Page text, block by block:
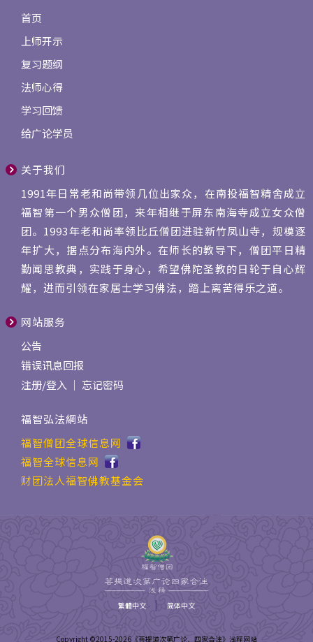
首页
上师开示
复习题纲
法师心得
学习回馈
给广论学员
关于我们
1991年日常老和尚带领几位出家众，在南投福智精舍成立
福智第一个男众僧团，来年相继于屏东南海寺成立女众僧
团。1993年老和尚率领比丘僧团进驻新竹凤山寺，规模逐
年扩大，据点分布海内外。在师长的教导下，僧团平日精
勤闻思教典，实践于身心，希望佛陀圣教的日轮于自心辉
耀，进而引领在家居士学习佛法，踏上离苦得乐之道。
网站服务
公告
错误讯息回报
注册/登入 ｜ 忘记密码
福智弘法網站
福智僧团全球信息网
福智全球信息网
财团法人福智佛教基金会
繁體中文 | 简体中文
Copyright ©2015-2026 《菩提道次第广论．四家合注》浅释网站